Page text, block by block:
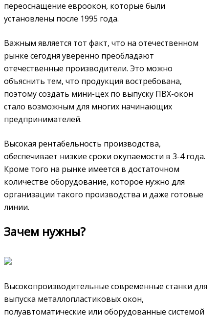
переоснащение евроокон, которые были
установлены после 1995 года.
Важным является тот факт, что на отечественном
рынке сегодня уверенно преобладают
отечественные производители. Это можно
объяснить тем, что продукция востребована,
поэтому создать мини-цех по выпуску ПВХ-окон
стало возможным для многих начинающих
предпринимателей.
Высокая рентабельность производства,
обеспечивает низкие сроки окупаемости в 3-4 года.
Кроме того на рынке имеется в достаточном
количестве оборудование, которое нужно для
организации такого производства и даже готовые
линии.
Зачем нужны?
Высокопроизводительные современные станки для
выпуска металлопластиковых окон,
полуавтоматические или оборудованные системой